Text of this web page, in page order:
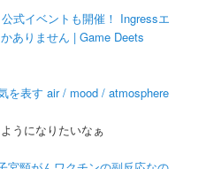
式イベントも開催！ Ingressエ
ありません | Game Deets
を表す air / mood / atmosphere
うになりたいなぁ